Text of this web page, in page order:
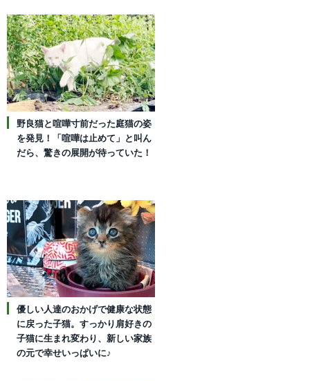
野良猫と喧嘩寸前だった庭猫の姿
を発見！「喧嘩は止めて」と叫ん
だら、驚きの展開が待っていた！
優しい人達のおかげで健康な状態
に戻った子猫。すっかり肩好きの
子猫に生まれ変わり、新しい家族
の元で幸せいっぱいに♪